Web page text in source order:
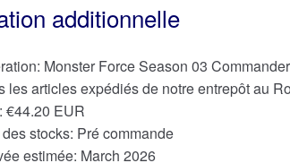
additionnelle
Monster Force Season 03
les articles expédiés de notre entrepôt au
€44.20 EUR
stocks: Pré commande
estimée: March 2026